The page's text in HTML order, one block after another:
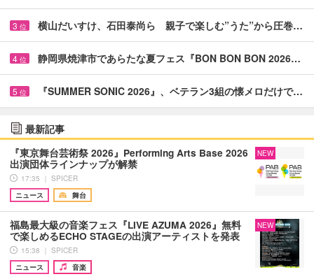
3 位 横山だいすけ、石田泰尚ら 親子で楽しむ”うた”から圧巻…
4 位 静岡県焼津市であらたな夏フェス『BON BON BON 2026…
5 位 『SUMMER SONIC 2026』、ベテラン3組の懐メロだけで…
最新記事
『東京舞台芸術祭 2026』Performing Arts Base 2026
出演団体ラインナップが解禁
17:35 ｜ SPICER
ニュース
舞台
NEW
福島最大級の音楽フェス『LIVE AZUMA 2026』無料
で楽しめるECHO STAGEの出演アーティストを発表
15:38 ｜ SPICER
ニュース
音楽
NEW